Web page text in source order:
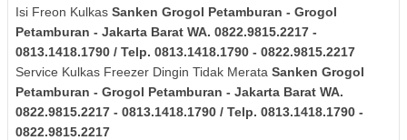
Isi Freon Kulkas Sanken Grogol Petamburan - Grogol
Petamburan - Jakarta Barat WA. 0822.9815.2217 -
0813.1418.1790 / Telp. 0813.1418.1790 - 0822.9815.2217
Service Kulkas Freezer Dingin Tidak Merata Sanken Grogol
Petamburan - Grogol Petamburan - Jakarta Barat WA.
0822.9815.2217 - 0813.1418.1790 / Telp. 0813.1418.1790 -
0822.9815.2217